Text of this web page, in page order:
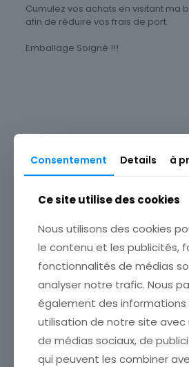
Cumulez vos achats en visitant ma
afin de réduire vos frais de port.
Emballage Soigné !!!
Produits similaires
Consentement Details à
Ce site utilise des cookies
Nous utilisons des cookies
le contenu et les publicités,
fonctionnalités de médias
analyser notre trafic. Nous
également des informations
utilisation de notre site avec
de médias sociaux, de
qui peuvent les combiner